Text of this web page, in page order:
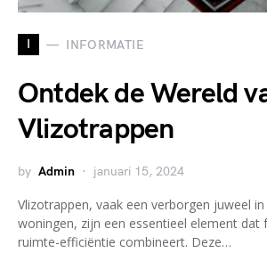
I INFORMATIE
Ontdek de Wereld
Vlizotrappen
by Admin januari 15, 2024
Vlizotrappen, vaak een verborgen juweel
woningen, zijn een essentieel element dat
ruimte-efficiëntie combineert. Deze…